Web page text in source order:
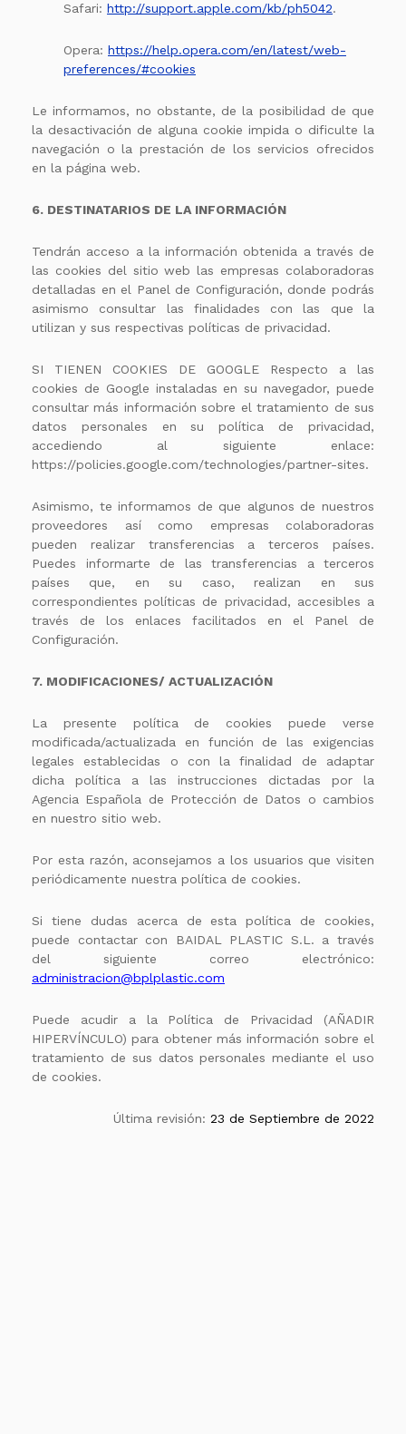
Safari: http://support.apple.com/kb/ph5042.
Opera: https://help.opera.com/en/latest/web-
preferences/#cookies
Le informamos, no obstante, de la posibilidad de que
la desactivación de alguna cookie impida o dificulte la
navegación o la prestación de los servicios ofrecidos
en la página web.
6. DESTINATARIOS DE LA INFORMACIÓN
Tendrán acceso a la información obtenida a través de
las cookies del sitio web las empresas colaboradoras
detalladas en el Panel de Configuración, donde podrás
asimismo consultar las finalidades con las que la
utilizan y sus respectivas políticas de privacidad.
SI TIENEN COOKIES DE GOOGLE Respecto a las
cookies de Google instaladas en su navegador, puede
consultar más información sobre el tratamiento de sus
datos personales en su política de privacidad,
accediendo al siguiente enlace:
https://policies.google.com/technologies/partner-sites.
Asimismo, te informamos de que algunos de nuestros
proveedores así como empresas colaboradoras
pueden realizar transferencias a terceros países.
Puedes informarte de las transferencias a terceros
países que, en su caso, realizan en sus
correspondientes políticas de privacidad, accesibles a
través de los enlaces facilitados en el Panel de
Configuración.
7. MODIFICACIONES/ ACTUALIZACIÓN
La presente política de cookies puede verse
modificada/actualizada en función de las exigencias
legales establecidas o con la finalidad de adaptar
dicha política a las instrucciones dictadas por la
Agencia Española de Protección de Datos o cambios
en nuestro sitio web.
Por esta razón, aconsejamos a los usuarios que visiten
periódicamente nuestra política de cookies.
Si tiene dudas acerca de esta política de cookies,
puede contactar con BAIDAL PLASTIC S.L. a través
del siguiente correo electrónico:
administracion@bplplastic.com
Puede acudir a la Política de Privacidad (AÑADIR
HIPERVÍNCULO) para obtener más información sobre el
tratamiento de sus datos personales mediante el uso
de cookies.
Última revisión: 23 de Septiembre de 2022